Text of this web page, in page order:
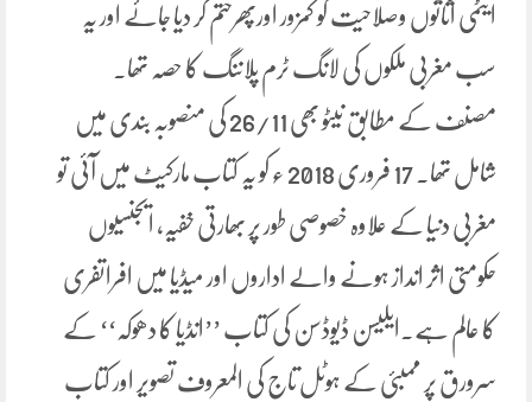
ایٹمی اثاثوں وصلاحیت کو کمزور اورپھرختم کر دیا جائے اور یہ
سب مغربی ملکوں کی لانگ ٹرم پلاننگ کا حصہ تھا۔
مصنف کے مطابق نیٹو بھی 26/11 کی منصوبہ بندی میں
شامل تھا۔ 17 فروری 2018 ء کو یہ کتاب مارکیٹ میں آئی تو
مغربی دنیا کے علاوہ خصوصی طور پر بھارتی خفیہ، ایجنسیوں
حکومتی اثر انداز ہونے والے اداروں اور میڈیا میں افراتفری
کا عالم ہے۔ایلیسن ڈیوڈسن کی کتاب ’’انڈیا کا دھوکہ‘‘ کے
سرورق پر ممبئی کے ہوٹل تاج کی المعروف تصویر اور کتاب